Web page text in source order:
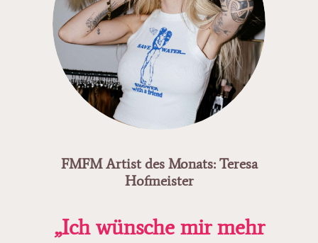
FMFM Artist des Monats: Teresa
Hofmeister
„Ich wünsche mir mehr